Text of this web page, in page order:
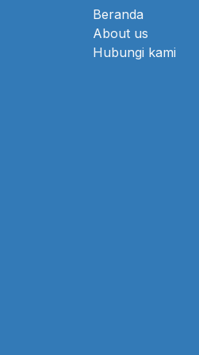
Beranda
About us
Hubungi kami